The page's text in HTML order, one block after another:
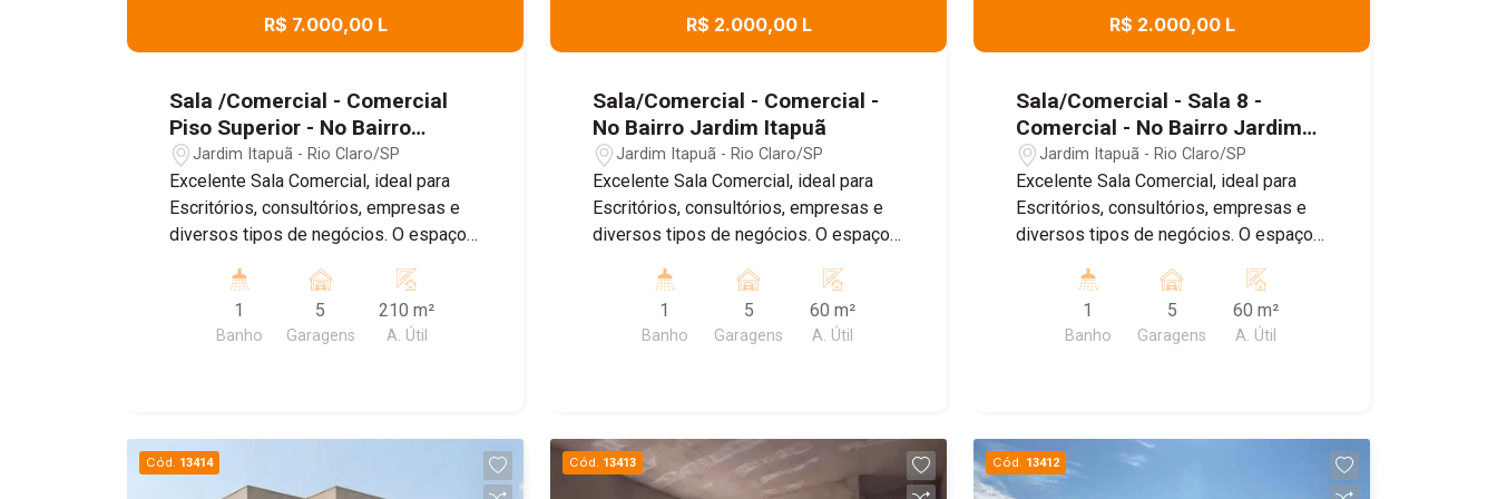
R$ 7.000,00 L
Sala /Comercial - Comercial
Piso Superior - No Bairro
Jardim Itapuã
Jardim Itapuã - Rio Claro/SP
Excelente Sala Comercial, ideal para
Escritórios, consultórios, empresas e
diversos tipos de negócios. O espaço
distribuído , banheiro Privativo, ar
condicionado, proporcionando mais
conforto para o dia dia , e Sistema de
1
Banho
5
Garagens
210 m²
A. Útil
R$ 2.000,00 L
Sala/Comercial - Comercial -
No Bairro Jardim Itapuã
Jardim Itapuã - Rio Claro/SP
Excelente Sala Comercial, ideal para
Escritórios, consultórios, empresas e
diversos tipos de negócios. O espaço
distribuído , banheiro Privativo, ar
condicionado, proporcionando mais
conforto para o dia dia , e Sistema de
1
Banho
5
Garagens
60 m²
A. Útil
R$ 2.000,00 L
Sala/Comercial - Sala 8 -
Comercial - No Bairro Jardim
Itapuã
Jardim Itapuã - Rio Claro/SP
Excelente Sala Comercial, ideal para
Escritórios, consultórios, empresas e
diversos tipos de negócios. O espaço
distribuído , banheiro Privativo, ar
condicionado, proporcionando mais
conforto para o dia dia , e Sistema de
1
Banho
5
Garagens
60 m²
A. Útil
Cód. 13414 Cód. 13413 Cód. 13412